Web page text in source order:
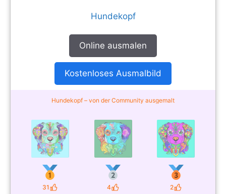
Hundekopf
Online ausmalen
Kostenloses Ausmalbild
Hundekopf – von der Community ausgemalt
31
Likes 4
Likes 2
Likes